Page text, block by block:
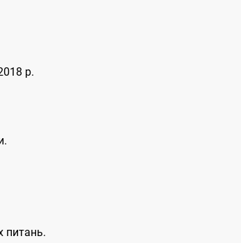
р.
питань.